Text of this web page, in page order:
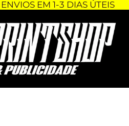
EM 1-3 DIAS ÚTEIS